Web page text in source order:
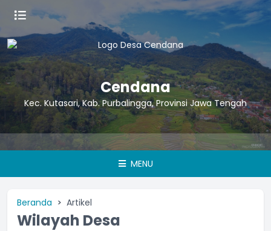
Cendana
Kec. Kutasari, Kab. Purbalingga, Provinsi Jawa Tengah
Ini
MENU
Beranda Artikel
Wilayah Desa